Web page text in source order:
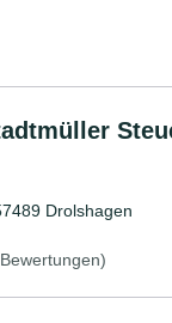
Drolshagen